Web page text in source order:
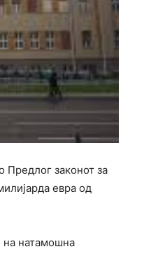
Предлог законот за
евра од
на натамошна